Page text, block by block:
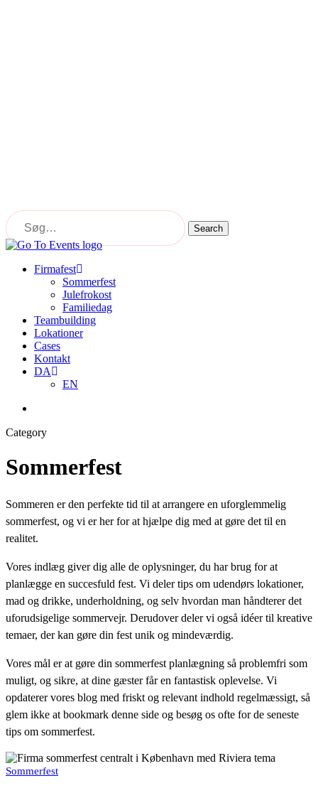
Search
Close
Menu
Firmafest
Sommerfest
Julefrokost
Familiedag
Teambuilding
Lokationer
Cases
Kontakt
DA
EN
Category
Sommerfest
Sommeren er den perfekte tid til at arrangere en uforglemmelig
sommerfest, og vi er her for at hjælpe dig med at gøre det til en
realitet.
Vores indlæg giver dig alle de oplysninger, du har brug for at
planlægge en succesfuld fest. Vi deler tips om udendørs lokationer,
mad og drikke, underholdning, og selv hvordan man håndterer det
uforudsigelige sommervejr. Derudover deler vi også idéer til kreative
temaer, der kan gøre din fest unik og mindeværdig.
Vores mål er at gøre din sommerfest planlægning så problemfri som
muligt, og sikre, at dine gæster får en fantastisk oplevelse. Vi
opdaterer vores blog med friskt og relevant indhold regelmæssigt, så
glem ikke at bookmark denne side og besøg os ofte for de seneste
tips om sommerfest.
5
populære
Sommerfest